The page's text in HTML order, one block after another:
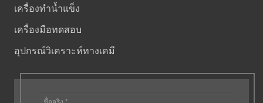
เครื่องทำน้ำแข็ง
เครื่องมือทดสอบ
อุปกรณ์วิเคราะห์ทางเคมี